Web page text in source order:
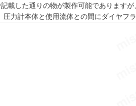
載した通りの物が製作可能であります
圧力計本体と使用流体との間にダイヤ